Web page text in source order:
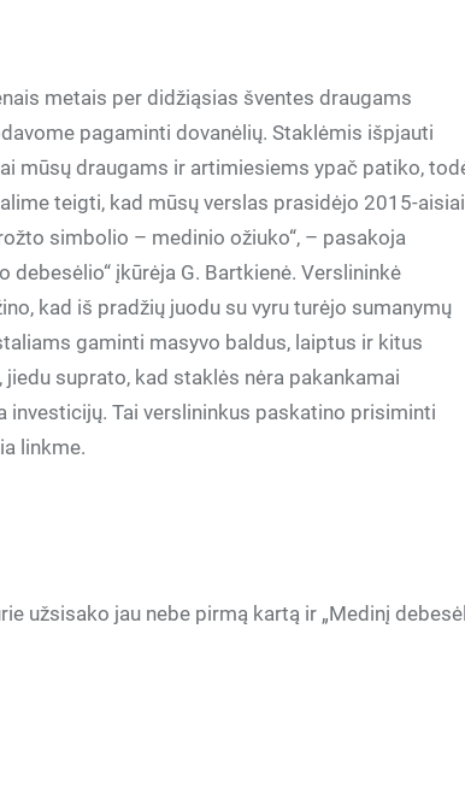
metais per didžiąsias šventes draugams
pagaminti dovanėlių. Staklėmis išpjauti
mūsų draugams ir artimiesiems ypač patiko,
teigti, kad mūsų verslas prasidėjo 2015-
simbolio – medinio ožiuko“, – pasakoja
debesėlio“ įkūrėja G. Bartkienė. Verslininkė
kad iš pradžių juodu su vyru turėjo sumanymų
gaminti masyvo baldus, laiptus ir kitus
suprato, kad staklės nėra pakankamai
Tai verslininkus paskatino prisiminti
linkme.
užsisako jau nebe pirmą kartą ir „Medinį